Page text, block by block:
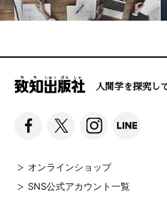
人間学を探究し
オンラインショップ
SNS公式アカウント一覧